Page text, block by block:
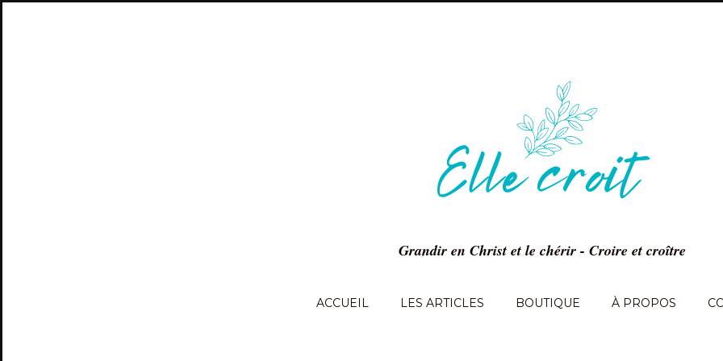
Grandir en Christ et le chérir - Croire et croître
ACCUEIL LES ARTICLES BOUTIQUE À PROPOS